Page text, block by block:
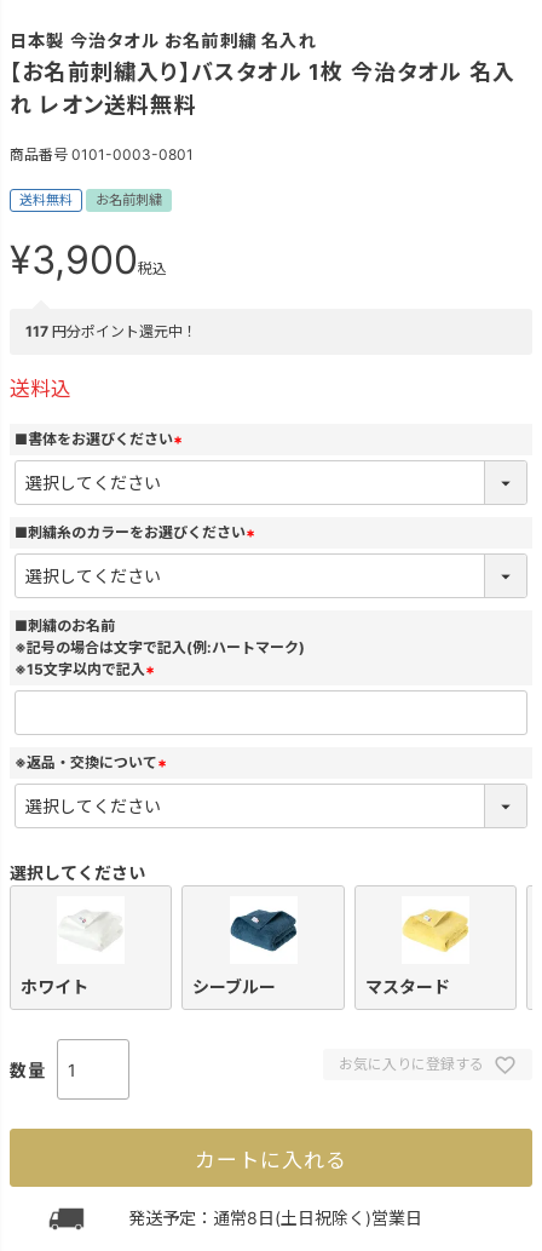
日本製 今治タオル お名前刺繍 名入れ
【お名前刺繍入り】バスタオル 1枚 今治タオル 名入
れ レオン送料無料
商品番号 0101-0003-0801
送料無料 お名前刺繍
¥3,900税込
117 円分ポイント還元中！
送料込
■書体をお選びください
(
須
)
■刺繍糸のカラーをお選びください
(
須
■刺繍のお名前
※記号の場合は文字で記入(例:ハートマーク)
※15文字以内で記入
(
須
)
※返品・交換について
(
必
須
選択してください
ホワイト シーブルー マスタード
お気に入りに登録する
カートに入れる
発送予定：通常8日(土日祝除く)営業日